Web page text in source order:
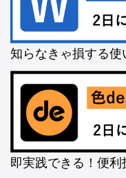
知らなきゃ損する
即実践できる！便